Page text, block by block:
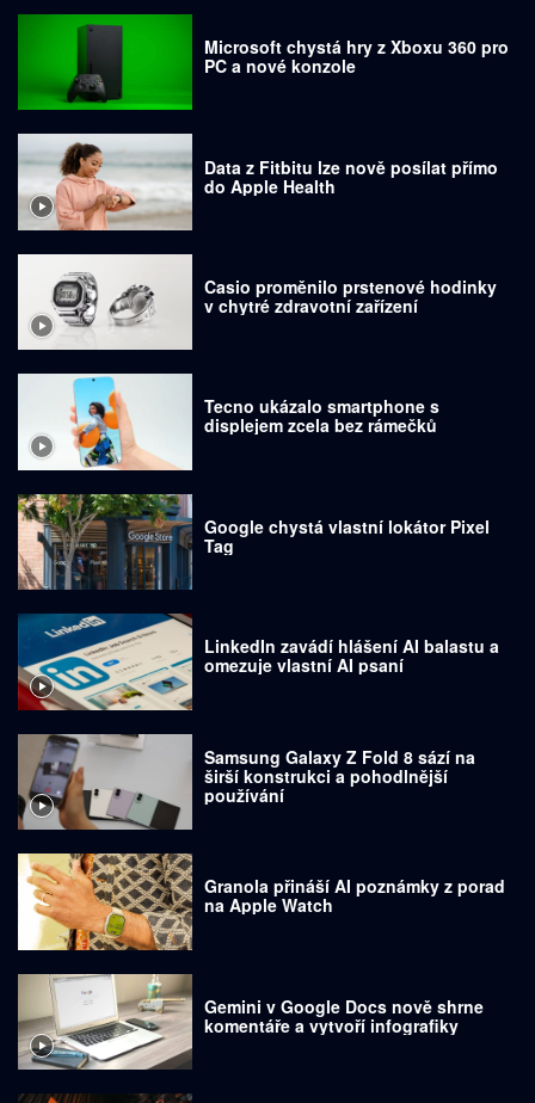
Microsoft chystá hry z Xboxu 360 pro
PC a nové konzole
Data z Fitbitu lze nově posílat přímo
do Apple Health
Casio proměnilo prstenové hodinky
v chytré zdravotní zařízení
Tecno ukázalo smartphone s
displejem zcela bez rámečků
Google chystá vlastní lokátor Pixel
Tag
LinkedIn zavádí hlášení AI balastu a
omezuje vlastní AI psaní
Samsung Galaxy Z Fold 8 sází na
širší konstrukci a pohodlnější
používání
Granola přináší AI poznámky z porad
na Apple Watch
Gemini v Google Docs nově shrne
komentáře a vytvoří infografiky